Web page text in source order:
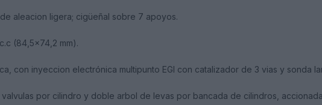
aleacion ligera; cigüeñal sobre 7 apoyos.
(84,5x74,2 mm).
con inyeccion electrónica multipunto EGI con catalizador de 3 vias y sonda
por cilindro y doble arbol de levas por bancada de cilindros,